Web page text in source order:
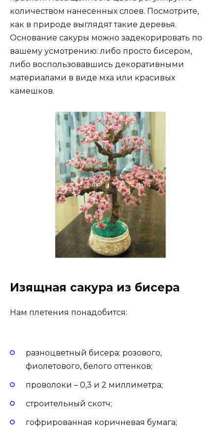
количеством нанесенных слоев. Посмотрите,
как в природе выглядят такие деревья.
Основание сакуры можно задекорировать по
вашему усмотрению: либо просто бисером,
либо воспользовавшись декоративными
материалами в виде мха или красивых
камешков.
Изящная сакура из бисера
Нам плетения понадобится:
разноцветный бисера: розового,
фиолетового, белого оттенков;
проволоки – 0,3 и 2 миллиметра;
строительный скотч;
гофрированная коричневая бумага;